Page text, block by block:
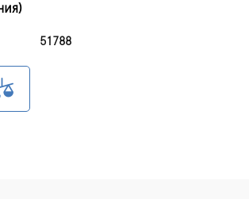
51788